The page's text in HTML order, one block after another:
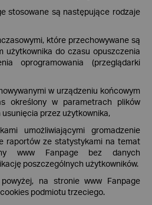
stosowane są następujące rodzaje
które przechowywane są
użytkownika do czasu opuszczenia
oprogramowania (przeglądarki
w urządzeniu końcowym
określony w parametrach plików
przez użytkownika,
umożliwiającymi gromadzenie
raportów ze statystykami na temat
www Fanpage bez danych
poszczególnych użytkowników.
na stronie www Fanpage
podmiotu trzeciego.